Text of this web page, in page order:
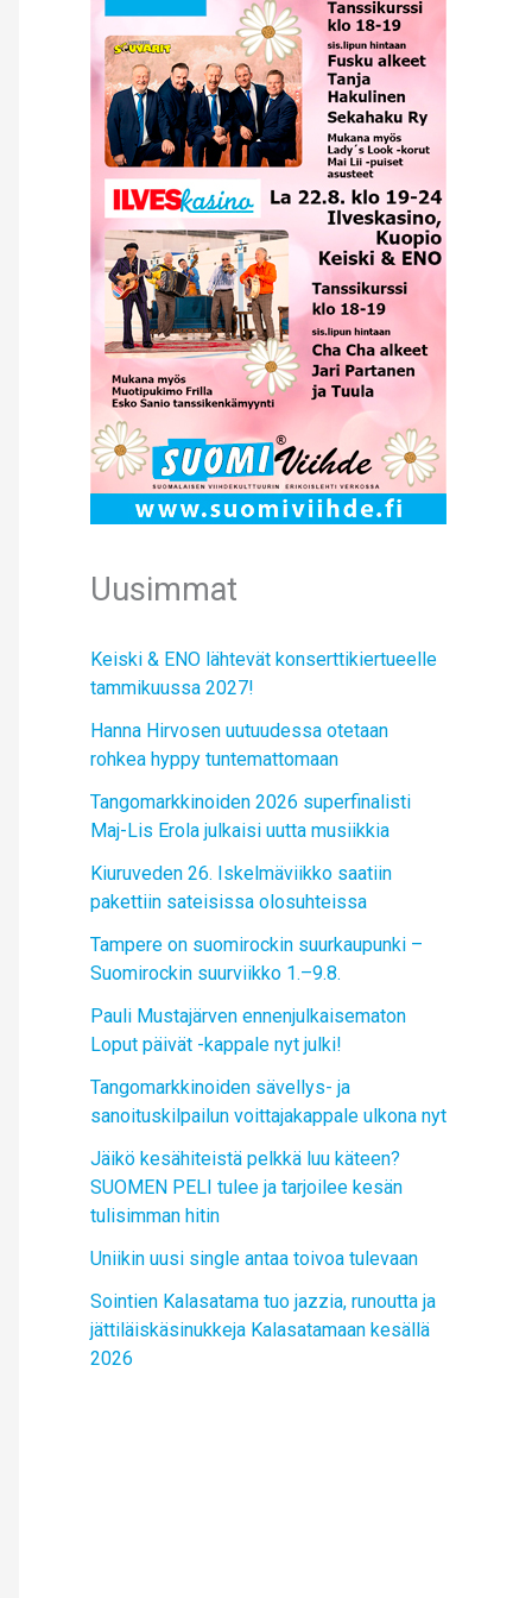
Uusimmat
Keiski & ENO lähtevät konserttikiertueelle
tammikuussa 2027!
Hanna Hirvosen uutuudessa otetaan
rohkea hyppy tuntemattomaan
Tangomarkkinoiden 2026 superfinalisti
Maj-Lis Erola julkaisi uutta musiikkia
Kiuruveden 26. Iskelmäviikko saatiin
pakettiin sateisissa olosuhteissa
Tampere on suomirockin suurkaupunki –
Suomirockin suurviikko 1.–9.8.
Pauli Mustajärven ennenjulkaisematon
Loput päivät -kappale nyt julki!
Tangomarkkinoiden sävellys- ja
sanoituskilpailun voittajakappale ulkona nyt
Jäikö kesähiteistä pelkkä luu käteen?
SUOMEN PELI tulee ja tarjoilee kesän
tulisimman hitin
Uniikin uusi single antaa toivoa tulevaan
Sointien Kalasatama tuo jazzia, runoutta ja
jättiläiskäsinukkeja Kalasatamaan kesällä
2026